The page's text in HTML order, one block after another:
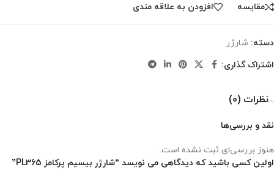
مقايسه افزودن به علاقه مندی
دسته: شارژر
اشتراک گذاری:
نظرات (0)
نقد و بررسی‌ها
هنوز بررسی‌ای ثبت نشده است.
اولین کسی باشید که دیدگاهی می نویسد “شارژر بیسیم پرکامز PL365”